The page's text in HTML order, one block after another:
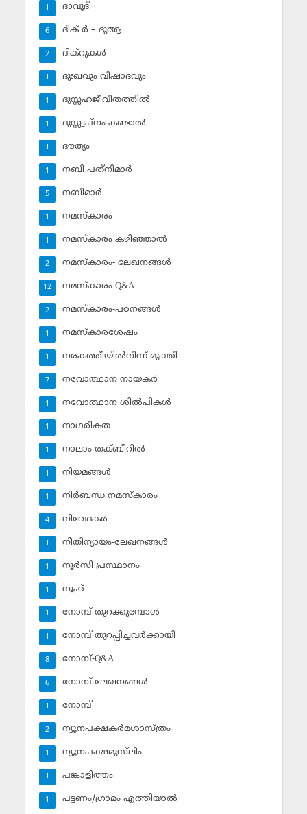
ദാവൂദ്‌
1
ദിക് ര്‍ – ദുആ
6
ദിക്‌റുകള്‍
2
ദുഃഖവും വിഷാദവും
1
ദുസ്സഹജീവിതത്തില്‍
1
ദുസ്സ്വപ്‌നം കണ്ടാല്‍
1
ദൗത്യം
1
നബി പത്‌നിമാര്‍
1
നബിമാര്‍
5
നമസ്‌കാരം
1
നമസ്‌കാരം കഴിഞ്ഞാല്‍
1
നമസ്‌കാരം- ലേഖനങ്ങള്‍
2
നമസ്‌കാരം-Q&A
12
നമസ്‌കാരം-പഠനങ്ങള്‍
2
നമസ്‌കാരശേഷം
1
നരകത്തീയില്‍നിന്ന് മുക്തി
1
നവോത്ഥാന നായകര്‍
7
നവോത്ഥാന ശില്‍പികള്‍
1
നാഗരികത
1
നാലാം തക്ബീറില്‍
1
നിയമങ്ങള്‍
1
നിര്‍ബന്ധ നമസ്‌കാരം
1
നിവേദകര്‍
4
നീതിന്യായം-ലേഖനങ്ങള്‍
1
നൂര്‍സി പ്രസ്ഥാനം
1
നൂഹ്‌
1
നോമ്പ് തുറക്കുമ്പോള്‍
1
നോമ്പ് തുറപ്പിച്ചവര്‍ക്കായി
1
നോമ്പ്-Q&A
8
നോമ്പ്-ലേഖനങ്ങള്‍
6
നോമ്പ്‌
1
ന്യൂനപക്ഷകര്‍മശാസ്ത്രം
2
ന്യൂനപക്ഷമുസ്‌ലിം
1
പങ്കാളിത്തം
1
പട്ടണം/ഗ്രാമം എത്തിയാല്‍
1